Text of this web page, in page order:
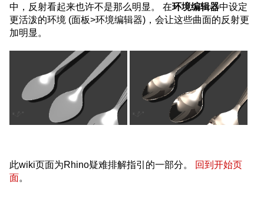
中，反射看起来也许不是那么明显。 在环境编辑器中设定
更活泼的环境 (面板>环境编辑器)，会让这些曲面的反射更
加明显。
此wiki页面为Rhino疑难排解指引的一部分。
回到开始页
面。